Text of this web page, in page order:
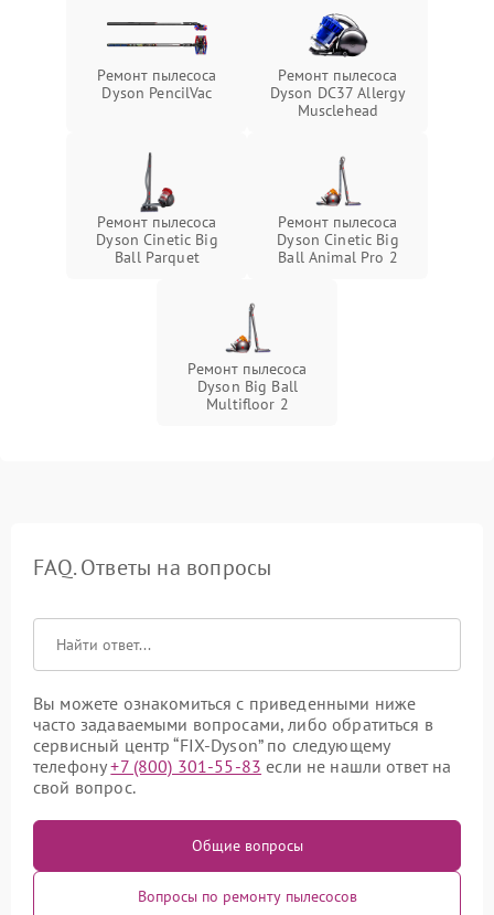
Ремонт пылесоса
Dyson PencilVac
Ремонт пылесоса
Dyson DC37 Allergy
Musclehead
Ремонт пылесоса
Dyson Cinetic Big
Ball Parquet
Ремонт пылесоса
Dyson Cinetic Big
Ball Animal Pro 2
Ремонт пылесоса
Dyson Big Ball
Multifloor 2
FAQ. Ответы на вопросы
Вы можете ознакомиться с приведенными ниже
часто задаваемыми вопросами, либо обратиться в
сервисный центр “FIX-Dyson” по следующему
телефону+7 (800) 301-55-83 если не нашли ответ на
свой вопрос.
Общие вопросы
Вопросы по ремонту пылесосов